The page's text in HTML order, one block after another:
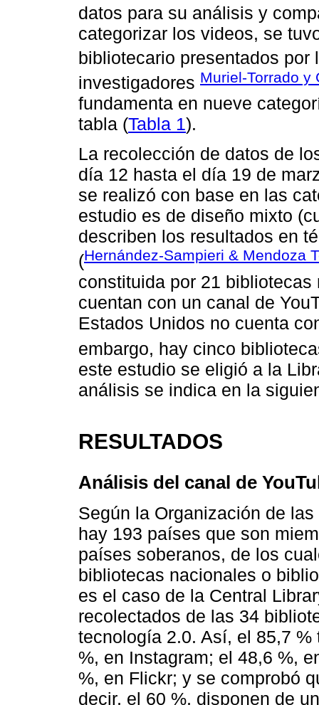
datos para su análisis y
categorizar los videos, se
bibliotecario presentados
investigadores Muriel-Torrado y
fundamenta en nueve
tabla (Tabla 1).
La recolección de datos de
día 12 hasta el día 19 de
se realizó con base en las
estudio es de diseño mixto
describen los resultados en
(Hernández-Sampieri & Mendoza
constituida por 21
cuentan con un canal de
Estados Unidos no cuenta
embargo, hay cinco
este estudio se eligió a la
análisis se indica en la
RESULTADOS
Análisis del canal de
Según la Organización de
hay 193 países que son
países soberanos, de los
bibliotecas nacionales o
es el caso de la Central
recolectados de las 34
tecnología 2.0. Así, el 85,7
%, en Instagram; el 48,6 %,
%, en Flickr; y se comprobó
decir, el 60 %, disponen de